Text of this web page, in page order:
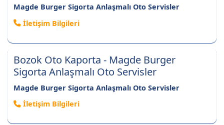
Magde Burger Sigorta Anlaşmalı Oto Servisler
İletişim Bilgileri
Bozok Oto Kaporta - Magde Burger
Sigorta Anlaşmalı Oto Servisler
Magde Burger Sigorta Anlaşmalı Oto Servisler
İletişim Bilgileri